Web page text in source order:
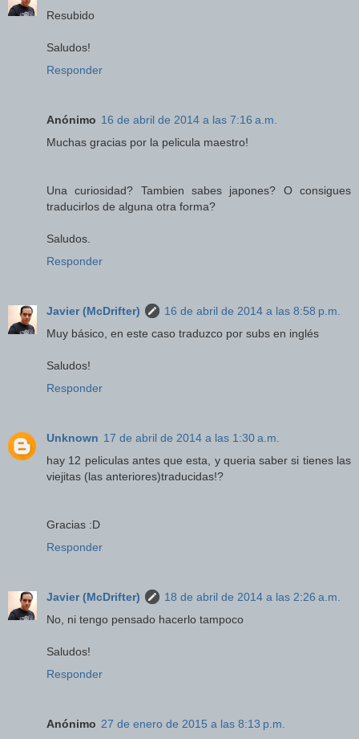
Resubido
Saludos!
Responder
Anónimo 16 de abril de 2014 a las 7:16 a.m.
Muchas gracias por la pelicula maestro!
Una curiosidad? Tambien sabes japones? O consigues
traducirlos de alguna otra forma?
Saludos.
Responder
Javier (McDrifter)
16 de abril de 2014 a las 8:58 p.m.
Muy básico, en este caso traduzco por subs en inglés
Saludos!
Responder
Unknown 17 de abril de 2014 a las 1:30 a.m.
hay 12 peliculas antes que esta, y queria saber si tienes las
viejitas (las anteriores)traducidas!?
Gracias :D
Responder
Javier (McDrifter)
18 de abril de 2014 a las 2:26 a.m.
No, ni tengo pensado hacerlo tampoco
Saludos!
Responder
Anónimo 27 de enero de 2015 a las 8:13 p.m.